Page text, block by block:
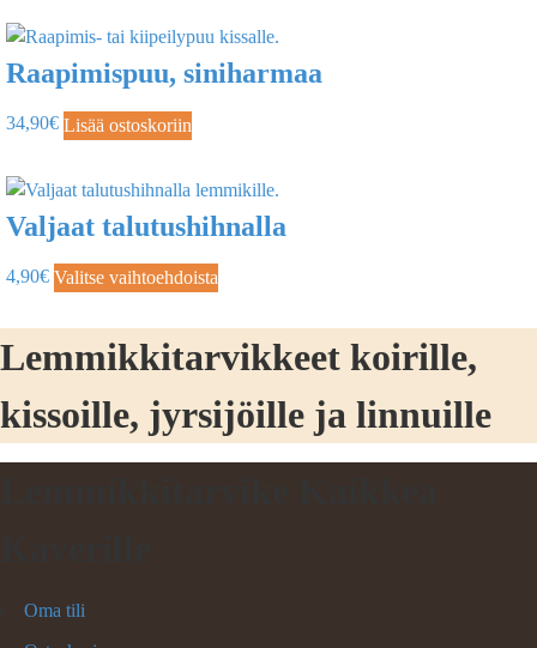
Raapimispuu, siniharmaa
34,90€ Lisää ostoskoriin
Valjaat talutushihnalla
4,90€ Valitse vaihtoehdoista
Lemmikkitarvikkeet koirille,
kissoille, jyrsijöille ja linnuille
Oma tili